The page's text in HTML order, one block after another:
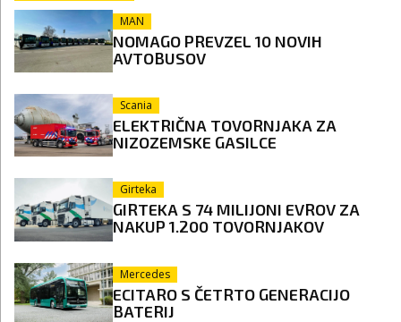
MAN
NOMAGO PREVZEL 10 NOVIH
AVTOBUSOV
Scania
ELEKTRIČNA TOVORNJAKA ZA
NIZOZEMSKE GASILCE
Girteka
GIRTEKA S 74 MILIJONI EVROV ZA
NAKUP 1.200 TOVORNJAKOV
Mercedes
ECITARO S ČETRTO GENERACIJO
BATERIJ